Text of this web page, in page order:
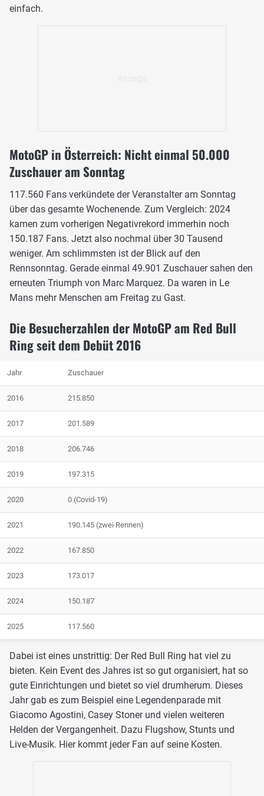
einfach.
MotoGP in Österreich: Nicht einmal 50.000
Zuschauer am Sonntag
117.560 Fans verkündete der Veranstalter am Sonntag
über das gesamte Wochenende. Zum Vergleich: 2024
kamen zum vorherigen Negativrekord immerhin noch
150.187 Fans. Jetzt also nochmal über 30 Tausend
weniger. Am schlimmsten ist der Blick auf den
Rennsonntag. Gerade einmal 49.901 Zuschauer sahen den
erneuten Triumph von Marc Marquez. Da waren in Le
Mans mehr Menschen am Freitag zu Gast.
Die Besucherzahlen der MotoGP am Red Bull
Ring seit dem Debüt 2016
Jahr Zuschauer
2016 215.850
2017 201.589
2018 206.746
2019 197.315
2020 0 (Covid-19)
2021 190.145 (zwei Rennen)
2022 167.850
2023 173.017
2024 150.187
2025 117.560
Dabei ist eines unstrittig: Der Red Bull Ring hat viel zu
bieten. Kein Event des Jahres ist so gut organisiert, hat so
gute Einrichtungen und bietet so viel drumherum. Dieses
Jahr gab es zum Beispiel eine Legendenparade mit
Giacomo Agostini, Casey Stoner und vielen weiteren
Helden der Vergangenheit. Dazu Flugshow, Stunts und
Live-Musik. Hier kommt jeder Fan auf seine Kosten.